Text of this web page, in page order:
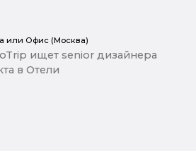
или Офис (Москва)
ищет senior дизайнера
в Отели